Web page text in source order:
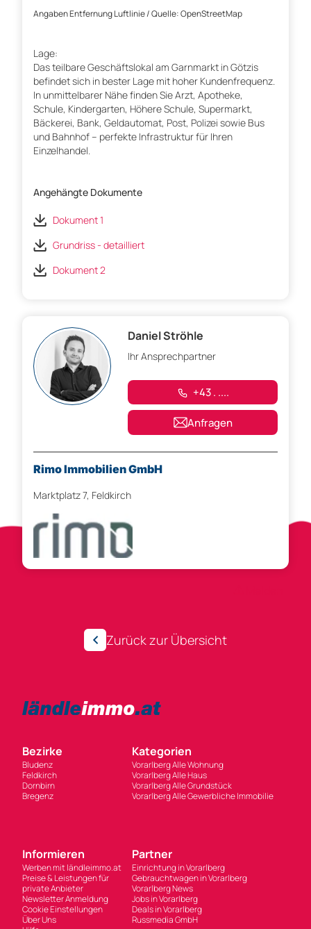
Angaben Entfernung Luftlinie / Quelle: OpenStreetMap
Lage:
Das teilbare Geschäftslokal am Garnmarkt in Götzis
befindet sich in bester Lage mit hoher Kundenfrequenz.
In unmittelbarer Nähe finden Sie Arzt, Apotheke,
Schule, Kindergarten, Höhere Schule, Supermarkt,
Bäckerei, Bank, Geldautomat, Post, Polizei sowie Bus
und Bahnhof – perfekte Infrastruktur für Ihren
Einzelhandel.
Angehängte Dokumente
Dokument 1
Grundriss - detailliert
Dokument 2
Daniel Ströhle
Ihr Ansprechpartner
+43 . ....
Anfragen
Rimo Immobilien GmbH
Marktplatz 7, Feldkirch
Zurück zur Übersicht
Bezirke
Bludenz
Feldkirch
Dornbirn
Bregenz
Kategorien
Vorarlberg Alle Wohnung
Vorarlberg Alle Haus
Vorarlberg Alle Grundstück
Vorarlberg Alle Gewerbliche Immobilie
Informieren
Werben mit ländleimmo.at
Preise & Leistungen für
private Anbieter
Newsletter Anmeldung
Cookie Einstellungen
Über Uns
Partner
Einrichtung in Vorarlberg
Gebrauchtwagen in Vorarlberg
Vorarlberg News
Jobs in Vorarlberg
Deals in Vorarlberg
Russmedia GmbH